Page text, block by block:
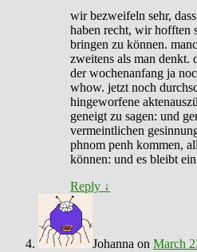
wir bezweifeln sehr,
haben recht, wir hofften
bringen zu können.
zweitens als man denkt.
der wochenanfang ja
whow. jetzt noch
hingeworfene
geneigt zu sagen: und
vermeintlichen
phnom penh kommen,
können: und es bleibt
Reply ↓
Johanna on March